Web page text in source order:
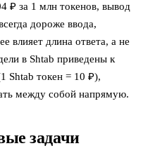
₽ за 1 млн токенов, вывод
дороже ввода,
влияет длина ответа, а не
в Shtab приведены к
Shtab токен = 10 ₽),
между собой напрямую.
задачи